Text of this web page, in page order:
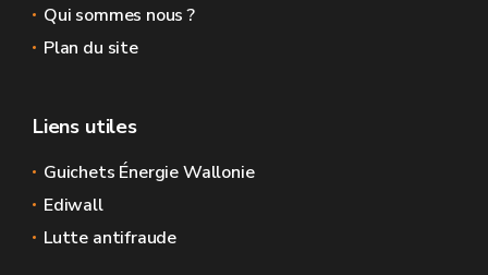
Qui sommes nous ?
Plan du site
Liens utiles
Guichets Énergie Wallonie
Ediwall
Lutte antifraude